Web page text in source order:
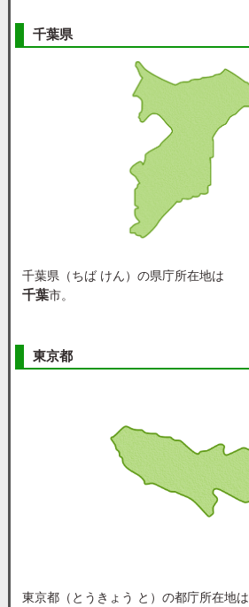
千葉県
千葉県（ちば けん）の県庁所在地は
千葉市。
東京都
東京都（とうきょう と）の都庁所在地は